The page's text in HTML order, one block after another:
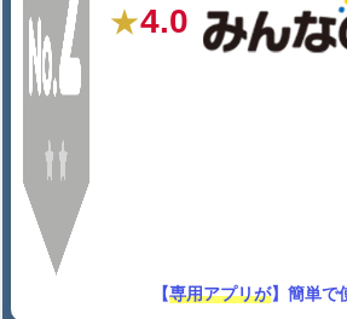
★4.0
【専用アプリが】簡単で